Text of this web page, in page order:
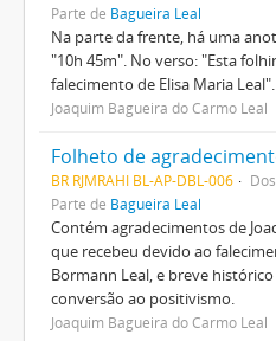
Parte de Bagueira Leal
Na parte da frente, há uma
"10h 45m". No verso: "Esta
falecimento de Elisa Maria Leal".
Joaquim Bagueira do Carmo Leal
Folheto de
BR RJMRAHI BL-AP-DBL-006
Parte de Bagueira Leal
Contém agradecimentos de
que recebeu devido ao
Bormann Leal, e breve
conversão ao positivismo.
Joaquim Bagueira do Carmo Leal